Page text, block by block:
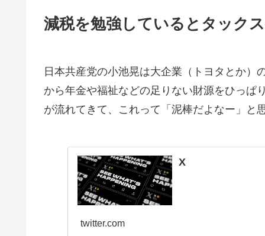
減税を勉強しているとタック
日本共産党の小池晃は大企業（トヨタとか）
から年金や福祉などの足りない財源をひっぱ
が流れてきて、これって「泥棒だよなー」と
X
twitter.com